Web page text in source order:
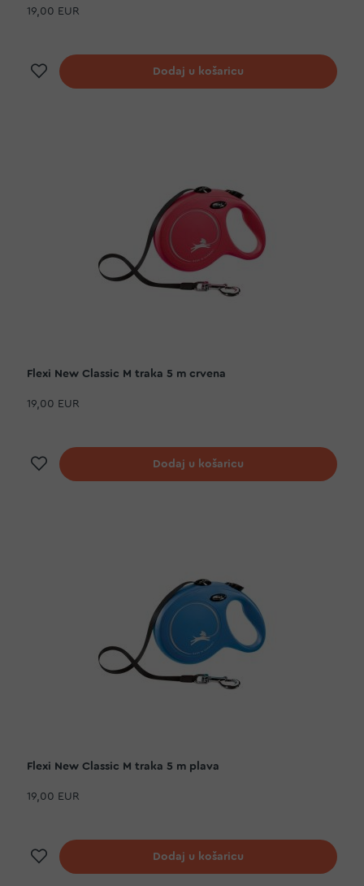
19,00 EUR
Dodaj na listu želja
Dodaj u košaricu
Flexi New Classic M traka 5 m crvena
19,00 EUR
Dodaj na listu želja
Dodaj u košaricu
Flexi New Classic M traka 5 m plava
19,00 EUR
Dodaj na listu želja
Dodaj u košaricu